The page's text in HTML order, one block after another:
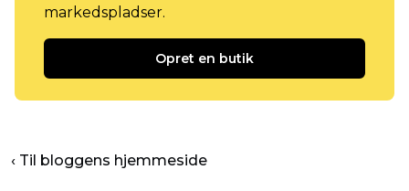
markedspladser.
Opret en butik
‹ Til bloggens hjemmeside